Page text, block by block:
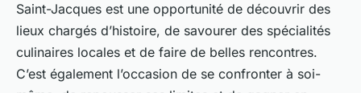
Saint-Jacques est une opportunité de découvrir des
lieux chargés d’histoire, de savourer des spécialités
culinaires locales et de faire de belles rencontres.
C’est également l’occasion de se confronter à soi-